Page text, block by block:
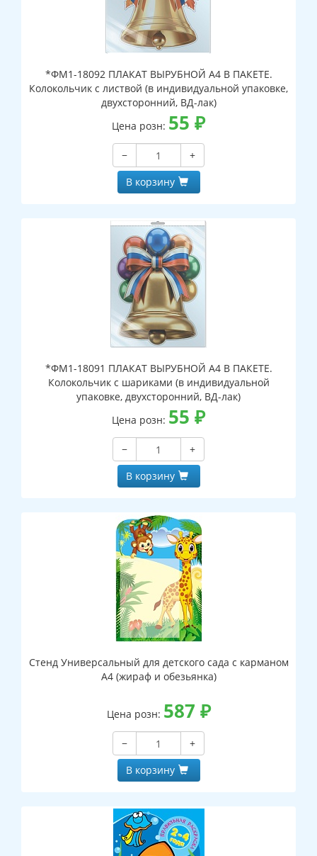
*ФМ1-18092 ПЛАКАТ ВЫРУБНОЙ А4 В ПАКЕТЕ.
Колокольчик с листвой (в индивидуальной упаковке,
двухсторонний, ВД-лак)
Цена розн: 55 ₽
−
+
В корзину
*ФМ1-18091 ПЛАКАТ ВЫРУБНОЙ А4 В ПАКЕТЕ.
Колокольчик с шариками (в индивидуальной
упаковке, двухсторонний, ВД-лак)
Цена розн: 55 ₽
−
+
В корзину
Стенд Универсальный для детского сада с карманом
А4 (жираф и обезьянка)
Цена розн: 587 ₽
−
+
В корзину